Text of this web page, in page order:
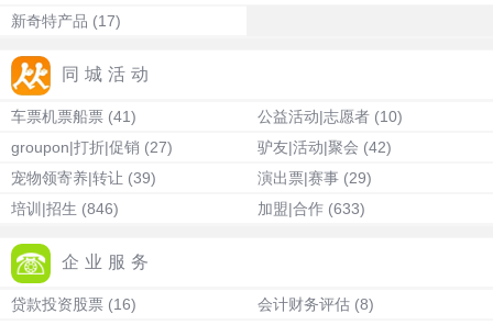
新奇特产品 (17)
同城活动
车票机票船票 (41) 公益活动|志愿者 (10)
groupon|打折|促销 (27) 驴友|活动|聚会 (42)
宠物领寄养|转让 (39) 演出票|赛事 (29)
培训|招生 (846) 加盟|合作 (633)
企业服务
贷款投资股票 (16) 会计财务评估 (8)